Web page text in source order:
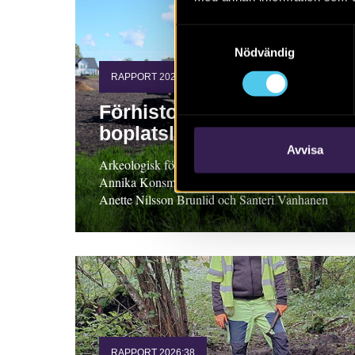
Nödvändig
Avvisa
RAPPORT 2026:54
Förhistoriska
boplatslämningar
Arkeologisk förundersökning 2025, Skåne.
Annika Konsmar med bidrag av Nathalie Hyll,
Anette Nilsson Brunlid och Santeri Vanhanen
RAPPORT 2026:38